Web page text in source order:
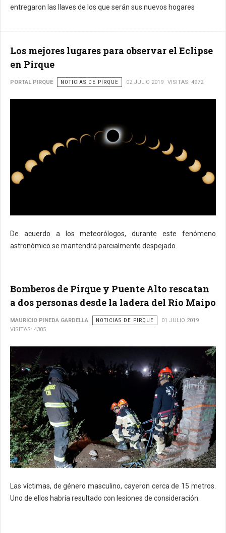
entregaron las llaves de los que serán sus nuevos hogares
Los mejores lugares para observar el Eclipse
en Pirque
PORTAL PIRQUE NOTICIAS DE PIRQUE 02 JULIO 2019 VISITAS: 4972
De acuerdo a los meteorólogos, durante este fenómeno
astronómico se mantendrá parcialmente despejado.
Bomberos de Pirque y Puente Alto rescatan
a dos personas desde la ladera del Río Maipo
MAURICIO PINEDA GARDELLA NOTICIAS DE PIRQUE
01 JULIO 2019
VISITAS: 4305
Las víctimas, de género masculino, cayeron cerca de 15 metros.
Uno de ellos habría resultado con lesiones de consideración.